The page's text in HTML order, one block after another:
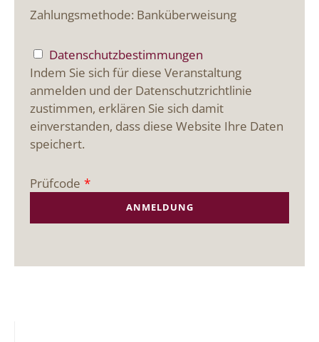
Zahlungsmethode: Banküberweisung
Datenschutzbestimmungen
Indem Sie sich für diese Veranstaltung
anmelden und der Datenschutzrichtlinie
zustimmen, erklären Sie sich damit
einverstanden, dass diese Website Ihre Daten
speichert.
Prüfcode *